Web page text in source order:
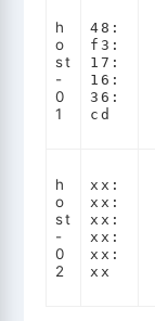
h
o
st
-
0
1
48:
f3:
17:
16:
36:
cd
h
o
st
-
0
2
xx:
xx:
xx:
xx:
xx:
xx